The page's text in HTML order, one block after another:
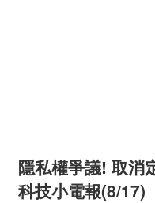
隱私權爭議! 取消
科技小電報(8/17)